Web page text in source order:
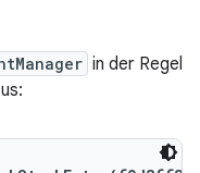
in der Regel